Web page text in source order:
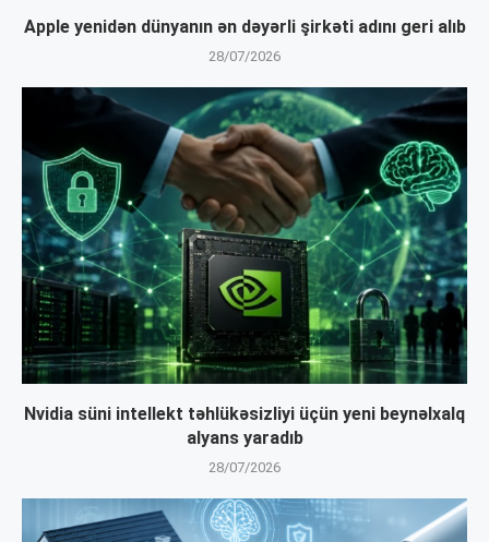
Apple yenidən dünyanın ən dəyərli şirkəti adını geri alıb
28/07/2026
Nvidia süni intellekt təhlükəsizliyi üçün yeni beynəlxalq
alyans yaradıb
28/07/2026